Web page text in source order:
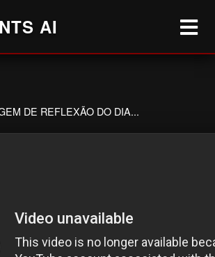
AI
DE REFLEXÃO DO DIA...